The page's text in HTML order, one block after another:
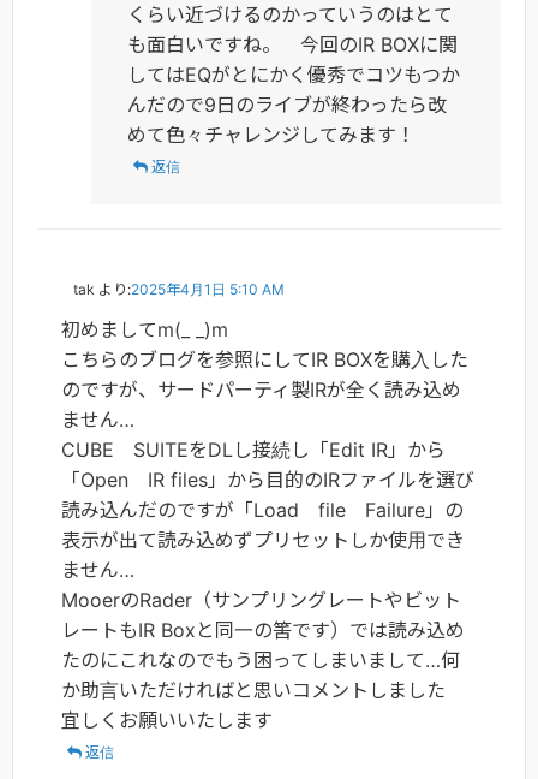
くらい近づけるのかっていうのはとて
も面白いですね。 今回のIR BOXに関
してはEQがとにかく優秀でコツもつか
んだので9日のライブが終わったら改
めて色々チャレンジしてみます！
返信
tak より:2025年4月1日 5:10 AM
初めましてm(_ _)m
こちらのブログを参照にしてIR BOXを購入した
のですが、サードパーティ製IRが全く読み込め
ません…
CUBE SUITEをDLし接続し「Edit IR」から
「Open IR files」から目的のIRファイルを選び
読み込んだのですが「Load file Failure」の
表示が出て読み込めずプリセットしか使用でき
ません…
MooerのRader（サンプリングレートやビット
レートもIR Boxと同一の筈です）では読み込め
たのにこれなのでもう困ってしまいまして…何
か助言いただければと思いコメントしました
宜しくお願いいたします
返信